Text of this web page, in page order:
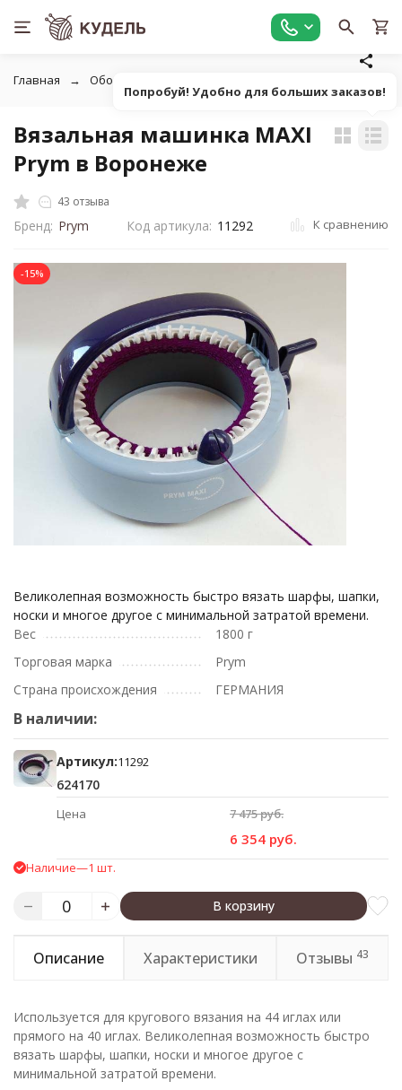
Главная Оборудование
Вязальная машинка MAXI
Prym в Воронеже
43 отзыва
Бренд: Prym Код артикула: 11292 К сравнению
-15%
Великолепная возможность быстро вязать шарфы, шапки,
носки и многое другое с минимальной затратой времени.
Вес
1800 г
Торговая марка
Prym
Страна происхождения
ГЕРМАНИЯ
В наличии:
Артикул:11292
624170
Цена 7 475 руб.
6 354 руб.
Наличие—1 шт.
В корзину
Описание Характеристики Отзывы 43
Используется для кругового вязания на 44 иглах или
прямого на 40 иглах. Великолепная возможность быстро
вязать шарфы, шапки, носки и многое другое с
минимальной затратой времени.
Попробуй! Удобно для больших заказов!